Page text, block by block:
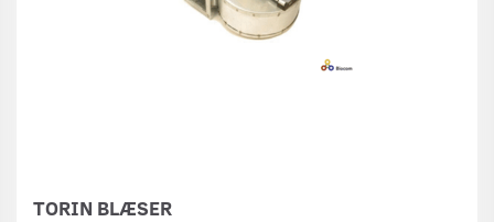
TORIN BLÆSER